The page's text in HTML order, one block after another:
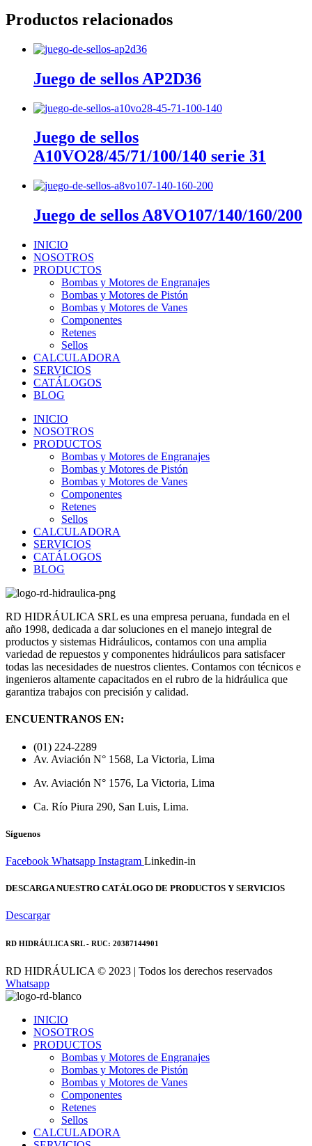
Productos relacionados
Juego de sellos AP2D36
Juego de sellos
A10VO28/45/71/100/140 serie 31
Juego de sellos A8VO107/140/160/200
INICIO
NOSOTROS
PRODUCTOS
Bombas y Motores de Engranajes
Bombas y Motores de Pistón
Bombas y Motores de Vanes
Componentes
Retenes
Sellos
CALCULADORA
SERVICIOS
CATÁLOGOS
BLOG
INICIO
NOSOTROS
PRODUCTOS
Bombas y Motores de Engranajes
Bombas y Motores de Pistón
Bombas y Motores de Vanes
Componentes
Retenes
Sellos
CALCULADORA
SERVICIOS
CATÁLOGOS
BLOG
RD HIDRÁULICA SRL es una empresa peruana, fundada en el
año 1998, dedicada a dar soluciones en el manejo integral de
productos y sistemas Hidráulicos, contamos con una amplia
variedad de repuestos y componentes hidráulicos para satisfacer
todas las necesidades de nuestros clientes. Contamos con técnicos e
ingenieros altamente capacitados en el rubro de la hidráulica que
garantiza trabajos con precisión y calidad.
ENCUENTRANOS EN:
(01) 224-2289
Av. Aviación N° 1568, La Victoria, Lima
Av. Aviación N° 1576, La Victoria, Lima
Ca. Río Piura 290, San Luis, Lima.
Síguenos
Facebook Whatsapp Instagram Linkedin-in
DESCARGA NUESTRO CATÁLOGO DE PRODUCTOS Y SERVICIOS
Descargar
RD HIDRÁULICA SRL - RUC: 20387144901
RD HIDRÁULICA © 2023 | Todos los derechos reservados
Whatsapp
INICIO
NOSOTROS
PRODUCTOS
Bombas y Motores de Engranajes
Bombas y Motores de Pistón
Bombas y Motores de Vanes
Componentes
Retenes
Sellos
CALCULADORA